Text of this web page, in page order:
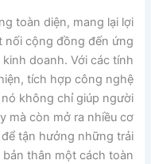
toàn diện, mang lại lợi
nối cộng đồng đến ứng
doanh. Với các tính
tích hợp công nghệ
không chỉ giúp người
mà còn mở ra nhiều cơ
tận hưởng những trải
thân một cách toàn